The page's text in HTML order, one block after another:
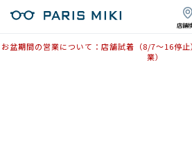
店舗
お盆期間の営業について：店舗試着（8/7〜16停
業）